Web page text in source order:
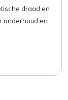
draad en
onderhoud en